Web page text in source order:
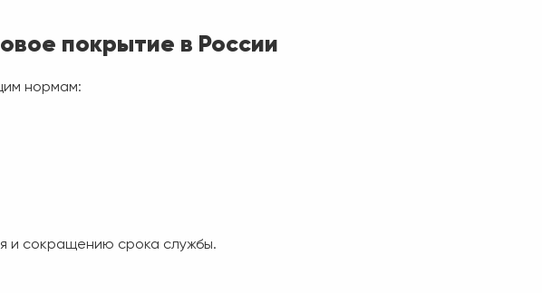
покрытие в России
нормам:
и сокращению срока службы.